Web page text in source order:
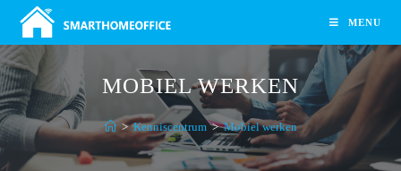
MENU
MOBIEL WERKEN
> Kenniscentrum > Mobiel werken